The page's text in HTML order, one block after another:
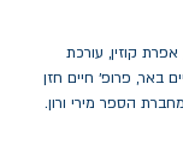
קוזין, עורכת
באר, פרופ׳ חיים חזן
הספר מירי ורון.